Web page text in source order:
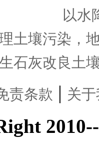
以水
土壤污染，
石灰改良土
责条款 | 关